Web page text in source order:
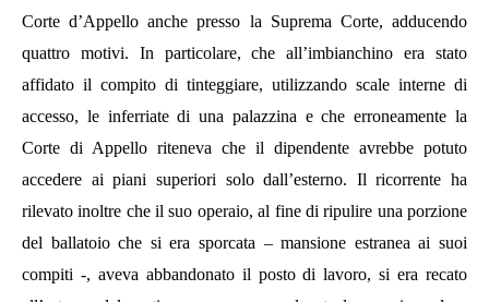
Corte d’Appello anche presso la Suprema Corte, adducendo
quattro motivi. In particolare, che all’imbianchino era stato
affidato il compito di tinteggiare, utilizzando scale interne di
accesso, le inferriate di una palazzina e che erroneamente la
Corte di Appello riteneva che il dipendente avrebbe potuto
accedere ai piani superiori solo dall’esterno. Il ricorrente ha
rilevato inoltre che il suo operaio, al fine di ripulire una porzione
del ballatoio che si era sporcata – mansione estranea ai suoi
compiti -, aveva abbandonato il posto di lavoro, si era recato